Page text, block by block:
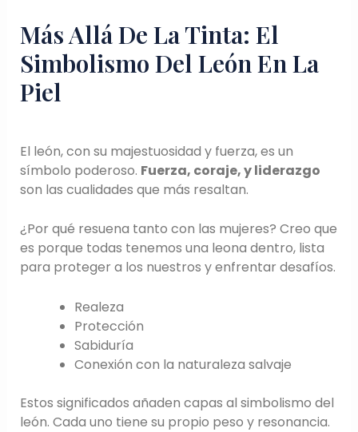
Más Allá De La Tinta: El
Simbolismo Del León En La
Piel
El león, con su majestuosidad y fuerza, es un
símbolo poderoso. Fuerza, coraje, y liderazgo
son las cualidades que más resaltan.
¿Por qué resuena tanto con las mujeres? Creo que
es porque todas tenemos una leona dentro, lista
para proteger a los nuestros y enfrentar desafíos.
Realeza
Protección
Sabiduría
Conexión con la naturaleza salvaje
Estos significados añaden capas al simbolismo del
león. Cada uno tiene su propio peso y resonancia.